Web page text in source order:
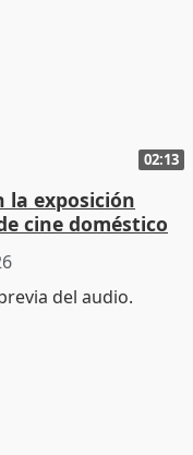
02:13
la exposición
cine doméstico